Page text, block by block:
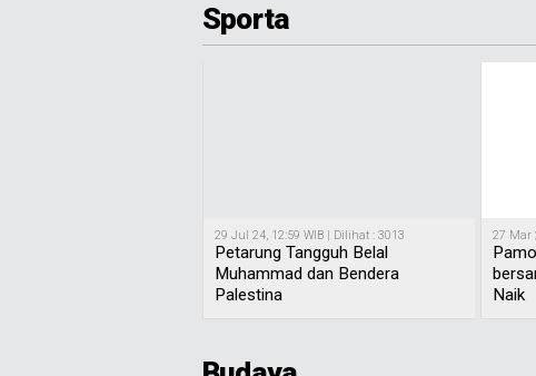
Sporta
29 Jul 24, 12:59 WIB | Dilihat : 3013
Petarung Tangguh Belal
Muhammad dan Bendera
Palestina
27 Mar
Naik